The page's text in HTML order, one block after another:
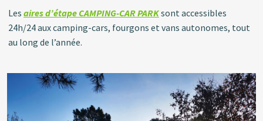
Les aires d’étape CAMPING-CAR PARKsont accessibles
24h/24 aux camping-cars, fourgons et vans autonomes, tout
au long de l’année.